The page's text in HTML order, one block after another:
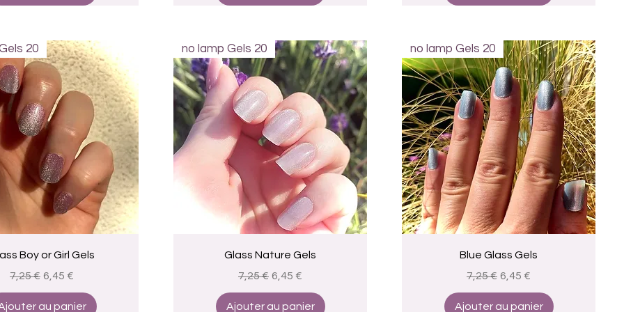
Aperçu rapide
20
Boy or Girl Gels
Prix original
7,25 € Prix promotionnel
6,45 €
au panier
Aperçu rapide
no lamp Gels 20
Glass Nature Gels
Prix original
7,25 € Prix promotionnel
6,45 €
Ajouter au panier
Aperçu rapide
no lamp Gels 20
Blue Glass Gels
Prix original
7,25 € Prix promotionnel
6,45 €
Ajouter au panier